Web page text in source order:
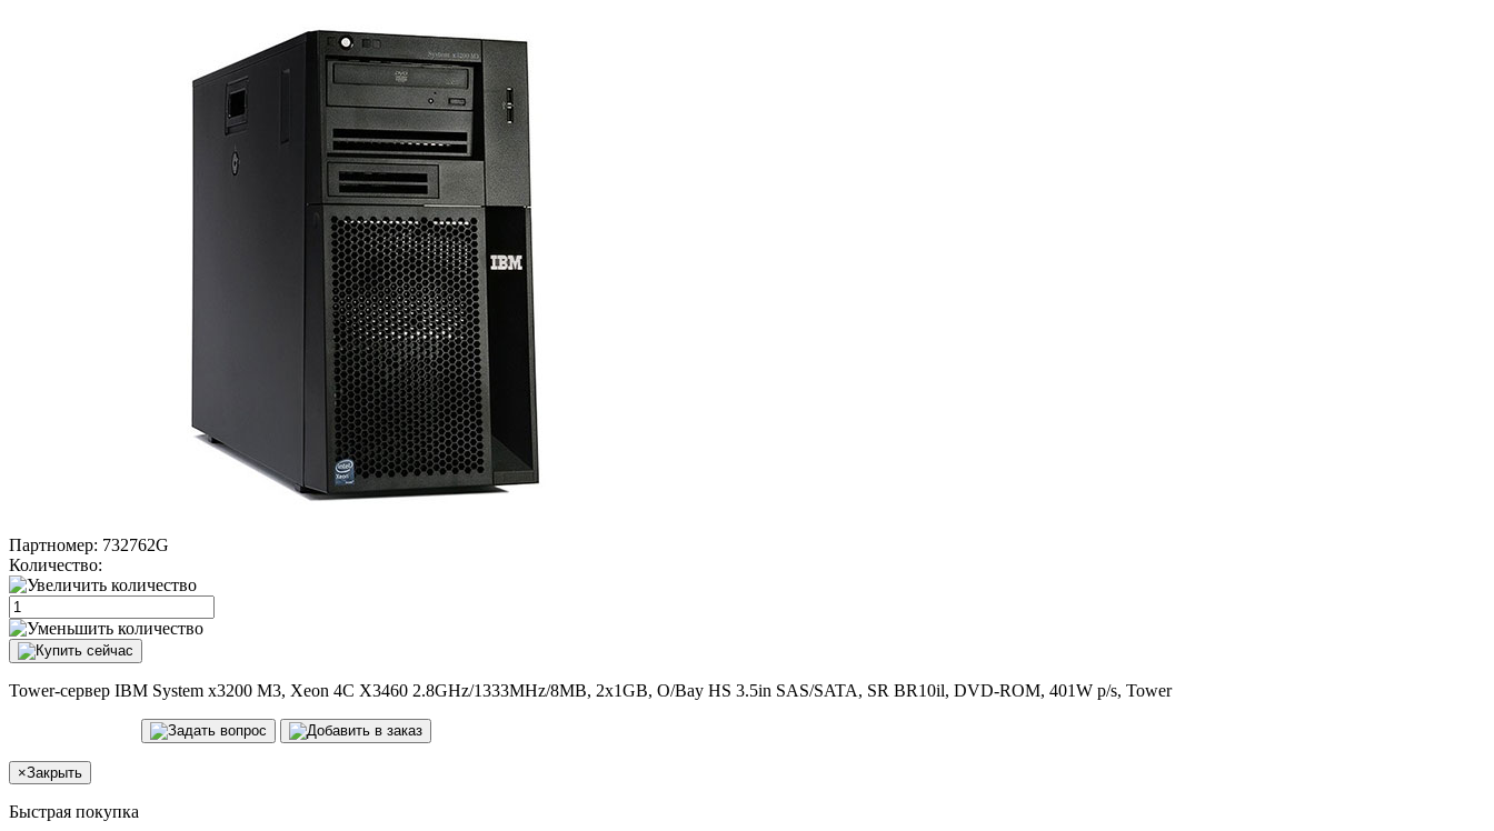
Партномер: 732762G
Количество:
Tower-сервер IBM System x3200 M3, Xeon 4C X3460 2.8GHz/1333MHz/8MB, 2x1GB, O/Bay HS 3.5in SAS/SATA, SR BR10il, DVD-ROM, 401W p/s, Tower
×Закрыть
Быстрая покупка